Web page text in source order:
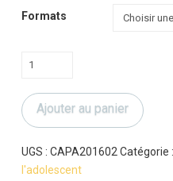
Formats
quantité
Ou
commence
soin..
à
Ajouter au panier
UGS : CAPA201602 Catégorie :
l'adolescent